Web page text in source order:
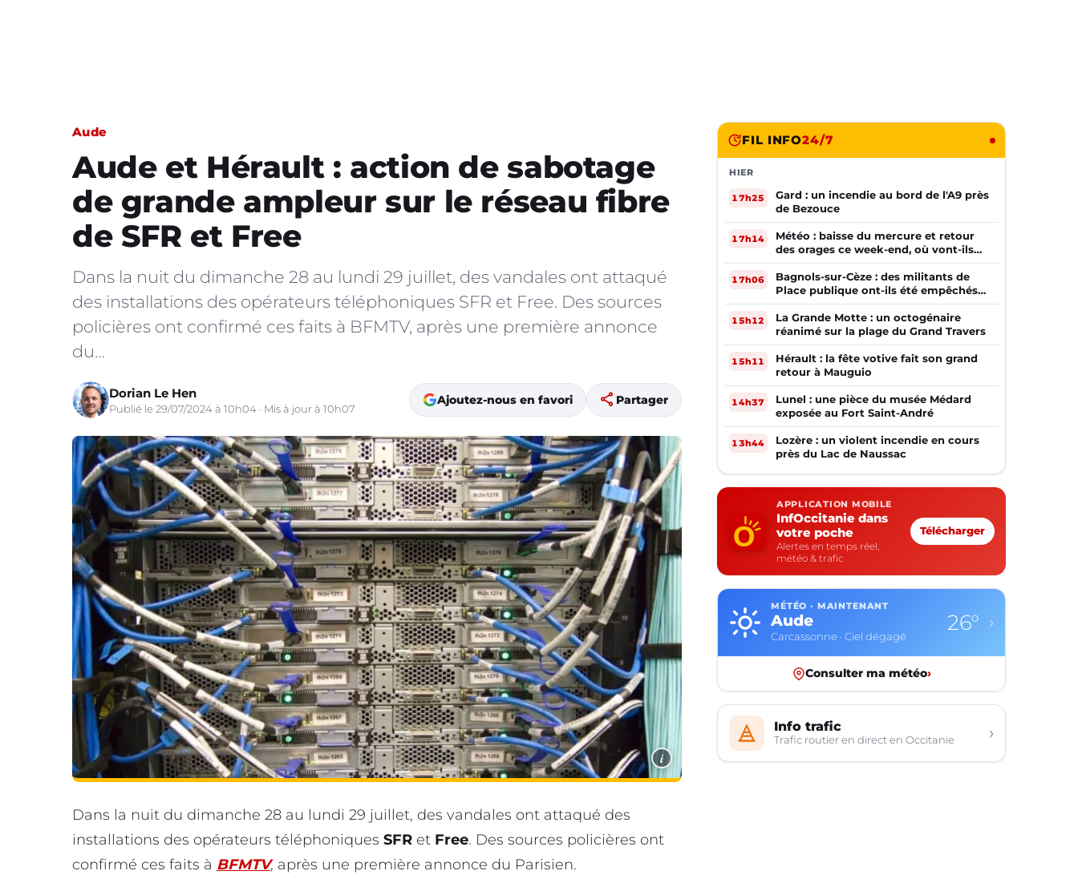
Aude
Aude et Hérault : action de sabotage
de grande ampleur sur le réseau fibre
de SFR et Free
Dans la nuit du dimanche 28 au lundi 29 juillet, des vandales ont attaqué
des installations des opérateurs téléphoniques SFR et Free. Des sources
policières ont confirmé ces faits à BFMTV, après une première annonce
du…
Dorian Le Hen
Publié le 29/07/2024 à 10h04 · Mis à jour à 10h07
Ajoutez-nous en favori share Partager
i
Dans la nuit du dimanche 28 au lundi 29 juillet, des vandales ont attaqué des
installations des opérateurs téléphoniques SFR et Free. Des sources policières ont
confirmé ces faits à BFMTV, après une première annonce du Parisien.
FIL INFO24/7
HIER
17h25
Gard : un incendie au bord de l'A9 près
de Bezouce
17h14
Météo : baisse du mercure et retour
des orages ce week-end, où vont-ils
frapper ?
17h06
Bagnols-sur-Cèze : des militants de
Place publique ont-ils été empêchés
de tracter par la mairie ?
15h12
La Grande Motte : un octogénaire
réanimé sur la plage du Grand Travers
15h11
Hérault : la fête votive fait son grand
retour à Mauguio
14h37
Lunel : une pièce du musée Médard
exposée au Fort Saint-André
13h44
Lozère : un violent incendie en cours
près du Lac de Naussac
APPLICATION MOBILE
InfOccitanie dans
votre poche
Alertes en temps réel,
météo & trafic
Télécharger
MÉTÉO · MAINTENANT
Aude
Carcassonne · Ciel dégagé
26° ›
Consulter ma météo›
Info trafic
Trafic routier en direct en Occitanie ›